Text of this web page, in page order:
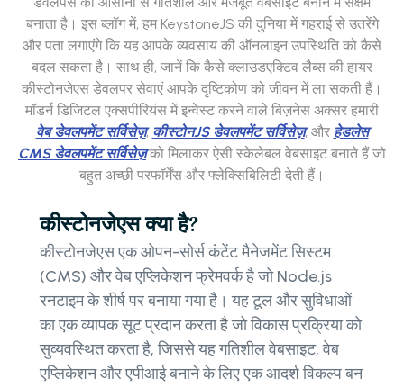
बनाता है। इस ब्लॉग में, हम KeystoneJS की दुनिया में गहराई से उतरेंगे
और पता लगाएंगे कि यह आपके व्यवसाय की ऑनलाइन उपस्थिति को कैसे
बदल सकता है। साथ ही, जानें कि कैसे क्लाउडएक्टिव लैब्स की हायर
कीस्टोनजेएस डेवलपर सेवाएं आपके दृष्टिकोण को जीवन में ला सकती हैं।
मॉडर्न डिजिटल एक्सपीरियंस में इन्वेस्ट करने वाले बिज़नेस अक्सर हमारी
वेब डेवलपमेंट सर्विसेज़, कीस्टोनJS डेवलपमेंट सर्विसेज़, और हेडलेस
CMS डेवलपमेंट सर्विसेज़को मिलाकर ऐसी स्केलेबल वेबसाइट बनाते हैं जो
बहुत अच्छी परफॉर्मेंस और फ्लेक्सिबिलिटी देती हैं।
कीस्टोनजेएस क्या है?
कीस्टोनजेएस एक ओपन-सोर्स कंटेंट मैनेजमेंट सिस्टम
(CMS) और वेब एप्लिकेशन फ्रेमवर्क है जो Node.js
रनटाइम के शीर्ष पर बनाया गया है। यह टूल और सुविधाओं
का एक व्यापक सूट प्रदान करता है जो विकास प्रक्रिया को
सुव्यवस्थित करता है, जिससे यह गतिशील वेबसाइट, वेब
एप्लिकेशन और एपीआई बनाने के लिए एक आदर्श विकल्प बन